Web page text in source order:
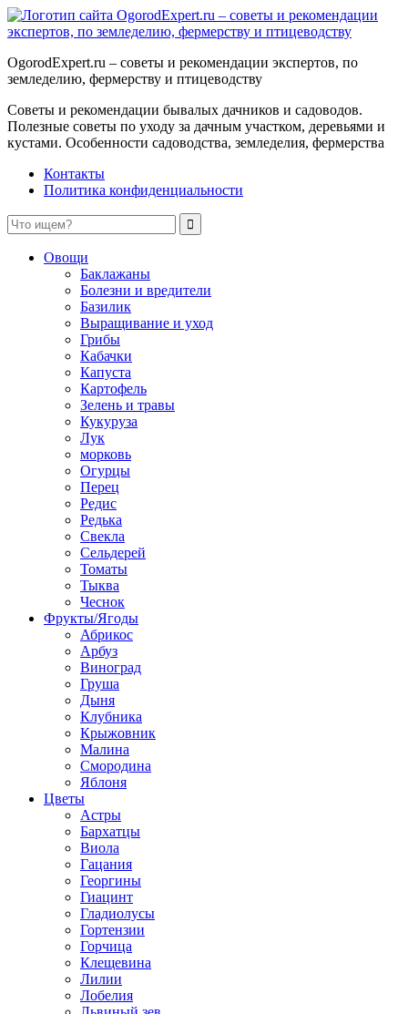
OgorodExpert.ru – cоветы и рекомендации экспертов, по
земледелию, фермерству и птицеводству
Советы и рекомендации бывалых дачников и садоводов.
Полезные советы по уходу за дачным участком, деревьями и
кустами. Особенности садоводства, земледелия, фермерства
Контакты
Политика конфиденциальности
Овощи
Баклажаны
Болезни и вредители
Базилик
Выращивание и уход
Грибы
Кабачки
Капуста
Картофель
Зелень и травы
Кукуруза
Лук
морковь
Огурцы
Перец
Редис
Редька
Свекла
Сельдерей
Томаты
Тыква
Чеснок
Фрукты/Ягоды
Абрикос
Арбуз
Виноград
Груша
Дыня
Клубника
Крыжовник
Малина
Смородина
Яблоня
Цветы
Астры
Бархатцы
Виола
Гацания
Георгины
Гиацинт
Гладиолусы
Гортензии
Горчица
Клещевина
Лилии
Лобелия